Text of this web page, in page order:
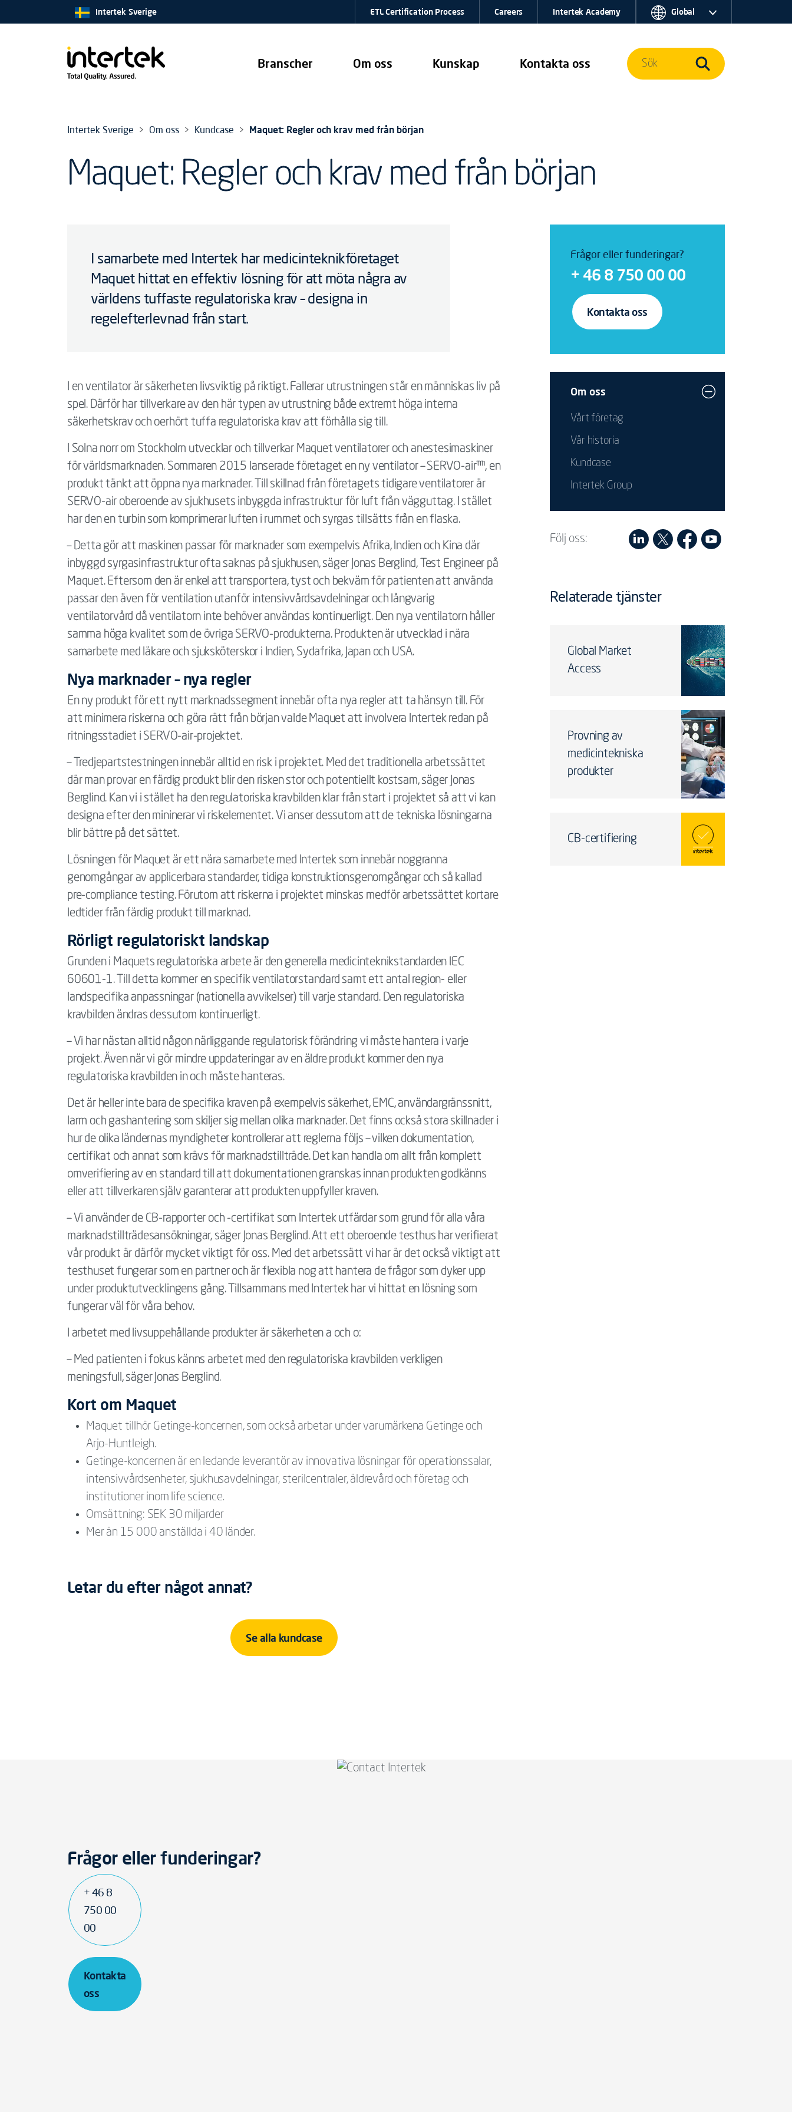
Branscher Om oss Kunskap Kontakta oss
Intertek Sverige ETL Certification Process Careers Intertek Academy Global
Sök
Intertek Sverige Om oss Kundcase Maquet: Regler och krav med från början
Maquet: Regler och krav med från början
I samarbete med Intertek har medicinteknikföretaget
Maquet hittat en effektiv lösning för att möta några av
världens tuffaste regulatoriska krav – designa in
regelefterlevnad från start.
I en ventilator är säkerheten livsviktig på riktigt. Fallerar utrustningen står en människas liv på
spel. Därför har tillverkare av den här typen av utrustning både extremt höga interna
säkerhetskrav och oerhört tuffa regulatoriska krav att förhålla sig till.
I Solna norr om Stockholm utvecklar och tillverkar Maquet ventilatorer och anestesimaskiner
för världsmarknaden. Sommaren 2015 lanserade företaget en ny ventilator – SERVO-air™, en
produkt tänkt att öppna nya marknader. Till skillnad från företagets tidigare ventilatorer är
SERVO-air oberoende av sjukhusets inbyggda infrastruktur för luft från vägguttag. I stället
har den en turbin som komprimerar luften i rummet och syrgas tillsätts från en flaska.
– Detta gör att maskinen passar för marknader som exempelvis Afrika, Indien och Kina där
inbyggd syrgasinfrastruktur ofta saknas på sjukhusen, säger Jonas Berglind, Test Engineer på
Maquet. Eftersom den är enkel att transportera, tyst och bekväm för patienten att använda
passar den även för ventilation utanför intensivvårdsavdelningar och långvarig
ventilatorvård då ventilatorn inte behöver användas kontinuerligt. Den nya ventilatorn håller
samma höga kvalitet som de övriga SERVO-produkterna. Produkten är utvecklad i nära
samarbete med läkare och sjuksköterskor i Indien, Sydafrika, Japan och USA.
Nya marknader – nya regler
En ny produkt för ett nytt marknadssegment innebär ofta nya regler att ta hänsyn till. För
att minimera riskerna och göra rätt från början valde Maquet att involvera Intertek redan på
ritningsstadiet i SERVO-air-projektet.
– Tredjepartstestningen innebär alltid en risk i projektet. Med det traditionella arbetssättet
där man provar en färdig produkt blir den risken stor och potentiellt kostsam, säger Jonas
Berglind. Kan vi i stället ha den regulatoriska kravbilden klar från start i projektet så att vi kan
designa efter den mininerar vi riskelementet. Vi anser dessutom att de tekniska lösningarna
blir bättre på det sättet.
Lösningen för Maquet är ett nära samarbete med Intertek som innebär noggranna
genomgångar av applicerbara standarder, tidiga konstruktionsgenomgångar och så kallad
pre-compliance testing. Förutom att riskerna i projektet minskas medför arbetssättet kortare
ledtider från färdig produkt till marknad.
Rörligt regulatoriskt landskap
Grunden i Maquets regulatoriska arbete är den generella medicinteknikstandarden IEC
60601-1. Till detta kommer en specifik ventilatorstandard samt ett antal region- eller
landspecifika anpassningar (nationella avvikelser) till varje standard. Den regulatoriska
kravbilden ändras dessutom kontinuerligt.
– Vi har nästan alltid någon närliggande regulatorisk förändring vi måste hantera i varje
projekt. Även när vi gör mindre uppdateringar av en äldre produkt kommer den nya
regulatoriska kravbilden in och måste hanteras.
Det är heller inte bara de specifika kraven på exempelvis säkerhet, EMC, användargränssnitt,
larm och gashantering som skiljer sig mellan olika marknader. Det finns också stora skillnader i
hur de olika ländernas myndigheter kontrollerar att reglerna följs – vilken dokumentation,
certifikat och annat som krävs för marknadstillträde. Det kan handla om allt från komplett
omverifiering av en standard till att dokumentationen granskas innan produkten godkänns
eller att tillverkaren själv garanterar att produkten uppfyller kraven.
– Vi använder de CB-rapporter och -certifikat som Intertek utfärdar som grund för alla våra
marknadstillträdesansökningar, säger Jonas Berglind. Att ett oberoende testhus har verifierat
vår produkt är därför mycket viktigt för oss. Med det arbetssätt vi har är det också viktigt att
testhuset fungerar som en partner och är flexibla nog att hantera de frågor som dyker upp
under produktutvecklingens gång. Tillsammans med Intertek har vi hittat en lösning som
fungerar väl för våra behov.
I arbetet med livsuppehållande produkter är säkerheten a och o:
– Med patienten i fokus känns arbetet med den regulatoriska kravbilden verkligen
meningsfull, säger Jonas Berglind.
Kort om Maquet
Maquet tillhör Getinge-koncernen, som också arbetar under varumärkena Getinge och
Arjo-Huntleigh.
Getinge-koncernen är en ledande leverantör av innovativa lösningar för operationssalar,
intensivvårdsenheter, sjukhusavdelningar, sterilcentraler, äldrevård och företag och
institutioner inom life science.
Omsättning: SEK 30 miljarder
Mer än 15 000 anställda i 40 länder.
Letar du efter något annat?
Se alla kundcase
Frågor eller funderingar?
+ 46 8 750 00 00
Kontakta oss
Om oss
Vårt företag
Vår historia
Kundcase
Intertek Group
Följ oss:
Relaterade tjänster
Global Market
Access
Provning av
medicintekniska
produkter
CB-certifiering
Frågor eller funderingar?
+ 46 8
750 00
00
Kontakta
oss